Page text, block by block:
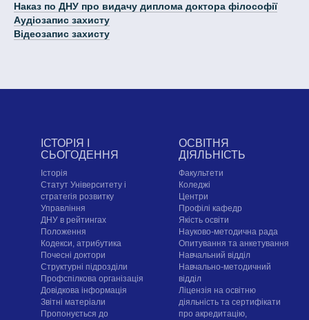
Наказ по ДНУ про видачу диплома доктора філософії
Аудіозапис захисту
Відеозапис захисту
ІСТОРІЯ І
СЬОГОДЕННЯ
Історія
Статут Університету і
стратегія розвитку
Управління
ДНУ в рейтингах
Положення
Кодекси, атрибутика
Почесні доктори
Структурні підрозділи
Профспілкова організація
Довідкова інформація
Звітні матеріали
Пропонується до
ОСВІТНЯ
ДІЯЛЬНІСТЬ
Факультети
Коледжі
Центри
Профілі кафедр
Якість освіти
Науково-методична рада
Опитування та анкетування
Навчальний відділ
Навчально-методичний
відділ
Ліцензія на освітню
діяльність та сертифікати
про акредитацію,